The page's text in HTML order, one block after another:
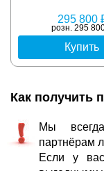
295 800
розн. 295
Купить
Как получить
Мы
партнёрам
Если у